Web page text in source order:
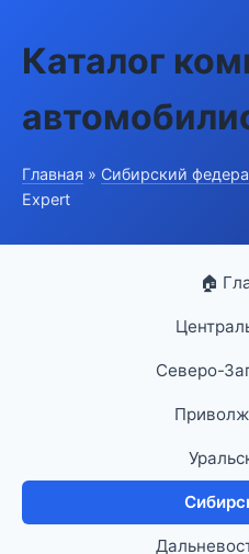
Каталог
Главная » Сибирский
Expert
🏠
Северо-